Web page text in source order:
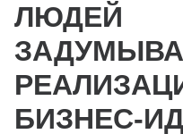
ЛЮДЕЙ
БИЗНЕС-